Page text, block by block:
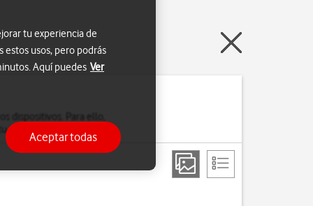
teléfono por wifi.
tu experiencia de
estos usos, pero podrás
Aquí puedes Ver
Aceptar todas